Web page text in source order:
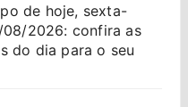
de hoje, sexta-
2026: confira as
do dia para o seu